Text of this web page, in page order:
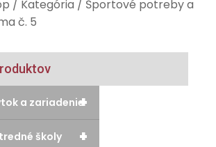
/ Kategória / Športové potreby a
č. 5
+
a zariadenie
+
školy